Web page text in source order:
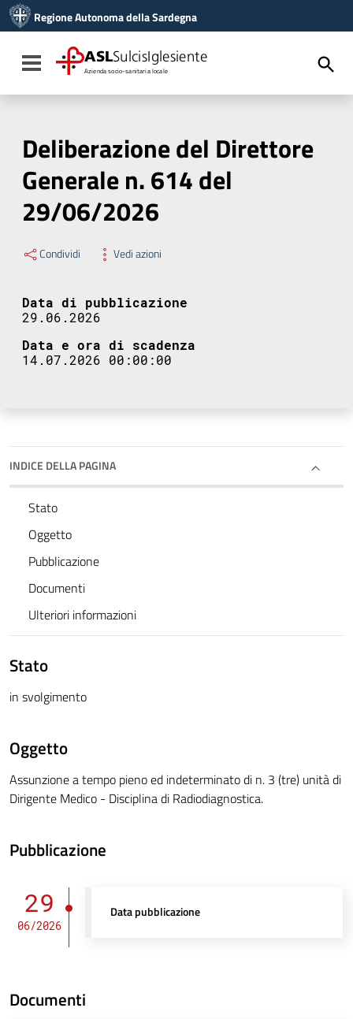
Vai al menu di navigazione
Vai al footer
Regione Autonoma della Sardegna
Toggle navigation
ASLSulcisIglesiente
Azienda socio-sanitaria locale
Deliberazione del Direttore
Generale n. 614 del
29/06/2026
Condividi Vedi azioni
Data di pubblicazione
29.06.2026
Data e ora di scadenza
14.07.2026 00:00:00
INDICE DELLA PAGINA
Stato
Oggetto
Pubblicazione
Documenti
Ulteriori informazioni
Stato
in svolgimento
Oggetto
Assunzione a tempo pieno ed indeterminato di n. 3 (tre) unità di
Dirigente Medico - Disciplina di Radiodiagnostica.
Pubblicazione
29
06/2026
Data pubblicazione
Documenti